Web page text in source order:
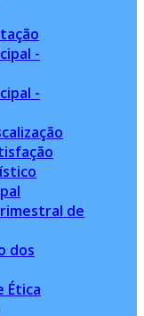
-
-
de
dos
Ética